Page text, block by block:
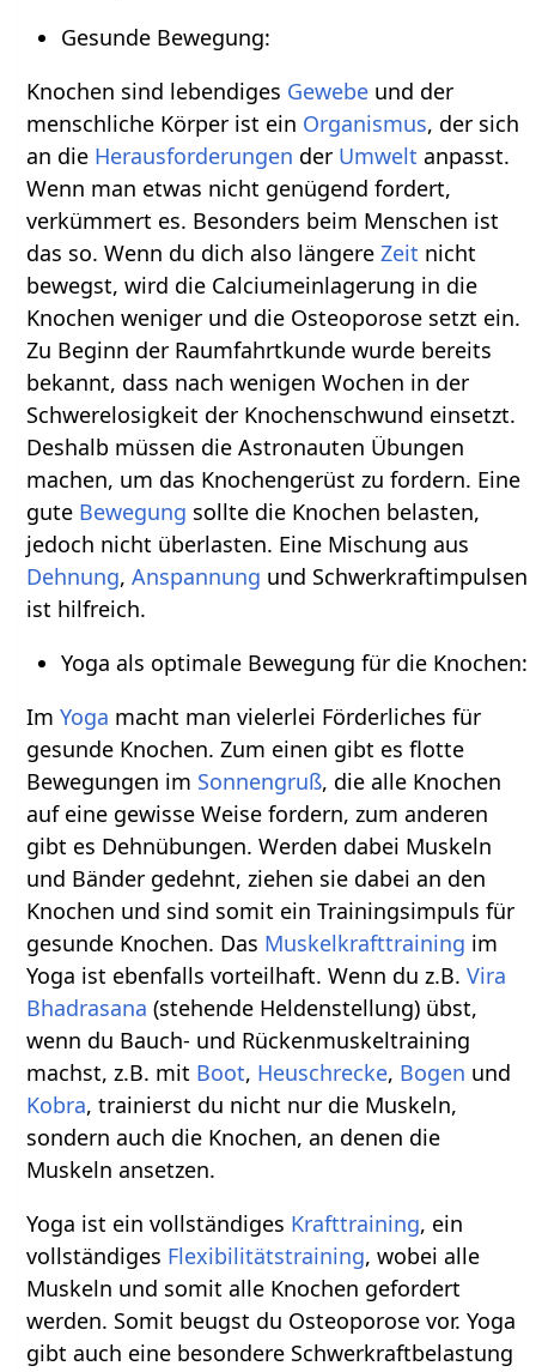
Gesunde Bewegung:
Knochen sind lebendiges Gewebe und der
menschliche Körper ist ein Organismus, der sich
an die Herausforderungen der Umwelt anpasst.
Wenn man etwas nicht genügend fordert,
verkümmert es. Besonders beim Menschen ist
das so. Wenn du dich also längereZeit nicht
bewegst, wird die Calciumeinlagerung in die
Knochen weniger und die Osteoporose setzt ein.
Zu Beginn der Raumfahrtkunde wurde bereits
bekannt, dass nach wenigen Wochen in der
Schwerelosigkeit der Knochenschwund einsetzt.
Deshalb müssen die Astronauten Übungen
machen, um das Knochengerüst zu fordern. Eine
gute Bewegung sollte die Knochen belasten,
jedoch nicht überlasten. Eine Mischung aus
Dehnung,Anspannung und Schwerkraftimpulsen
ist hilfreich.
Yoga als optimale Bewegung für die Knochen:
ImYoga macht man vielerlei Förderliches für
gesunde Knochen. Zum einen gibt es flotte
Bewegungen im Sonnengruß, die alle Knochen
auf eine gewisse Weise fordern, zum anderen
gibt es Dehnübungen. Werden dabei Muskeln
und Bänder gedehnt, ziehen sie dabei an den
Knochen und sind somit ein Trainingsimpuls für
gesunde Knochen. Das Muskelkrafttraining im
Yoga ist ebenfalls vorteilhaft. Wenn du z.B.Vira
Bhadrasana (stehende Heldenstellung) übst,
wenn du Bauch- und Rückenmuskeltraining
machst, z.B. mit Boot, Heuschrecke, Bogen und
Kobra, trainierst du nicht nur die Muskeln,
sondern auch die Knochen, an denen die
Muskeln ansetzen.
Yoga ist ein vollständiges Krafttraining, ein
vollständiges Flexibilitätstraining, wobei alle
Muskeln und somit alle Knochen gefordert
werden. Somit beugst du Osteoporose vor. Yoga
gibt auch eine besondere Schwerkraftbelastung